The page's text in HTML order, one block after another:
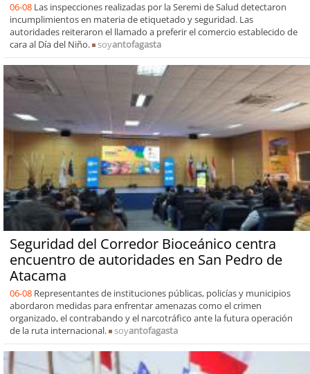
06-08 Las inspecciones realizadas por la Seremi de Salud detectaron
incumplimientos en materia de etiquetado y seguridad. Las
autoridades reiteraron el llamado a preferir el comercio establecido de
cara al Día del Niño.
soyantofagasta
Seguridad del Corredor Bioceánico centra
encuentro de autoridades en San Pedro de
Atacama
06-08 Representantes de instituciones públicas, policías y municipios
abordaron medidas para enfrentar amenazas como el crimen
organizado, el contrabando y el narcotráfico ante la futura operación
de la ruta internacional.
soyantofagasta